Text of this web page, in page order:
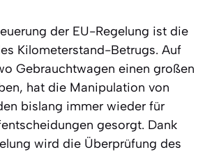
der EU-Regelung ist die
Kilometerstand-Betrugs. Auf
Gebrauchtwagen einen großen
hat die Manipulation von
bislang immer wieder für
gesorgt. Dank
wird die Überprüfung des